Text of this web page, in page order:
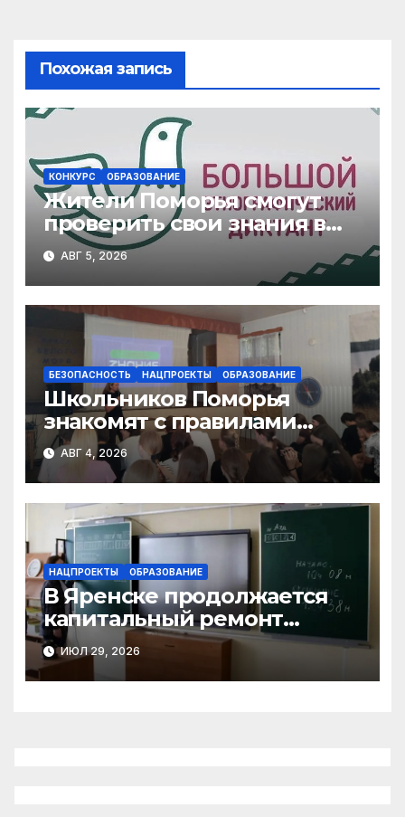
ki
Похожая запись
КОНКУРС ОБРАЗОВАНИЕ
Жители Поморья смогут
проверить свои знания в
Большом этнографическом
диктанте
АВГ 5, 2026
БЕЗОПАСНОСТЬ НАЦПРОЕКТЫ ОБРАЗОВАНИЕ
Школьников Поморья
знакомят с правилами
цифровой гигиены
АВГ 4, 2026
НАЦПРОЕКТЫ ОБРАЗОВАНИЕ
В Яренске продолжается
капитальный ремонт
средней школы
ИЮЛ 29, 2026